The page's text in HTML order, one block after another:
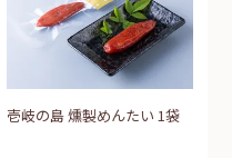
壱岐の島 燻製めんたい 1袋